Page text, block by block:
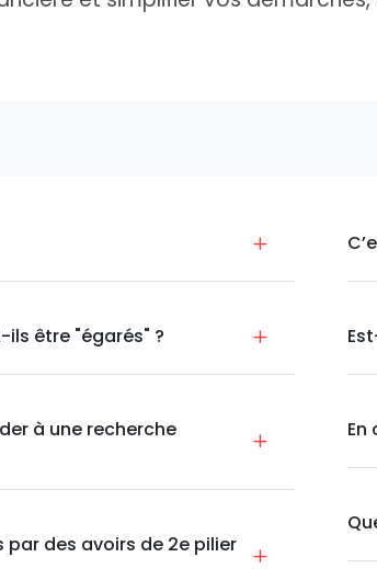
ils être "égarés" ?
à une recherche
des avoirs de 2e pilier